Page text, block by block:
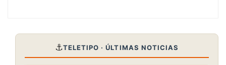
⚓TELETIPO · ÚLTIMAS NOTICIAS